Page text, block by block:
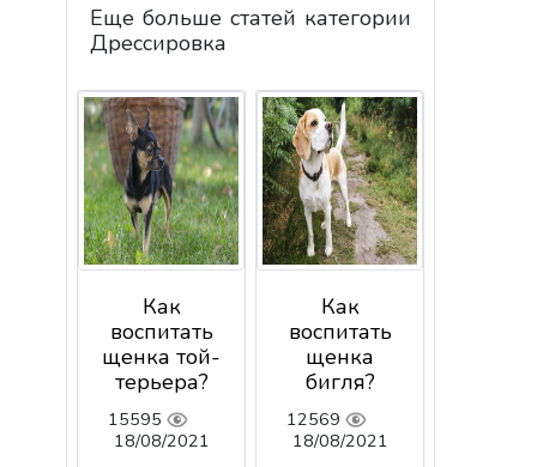
Еще больше статей категории
Дрессировка
Как
воспитать
щенка той-
терьера?
15595
18/08/2021
Как
воспитать
щенка
бигля?
12569
18/08/2021